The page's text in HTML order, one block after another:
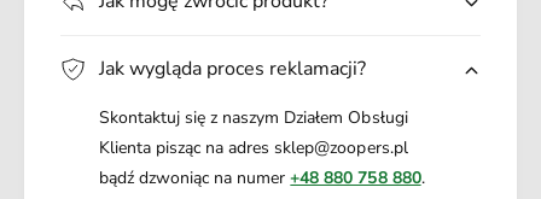
Jak wygląda proces reklamacji?
Skontaktuj się z naszym Działem Obsługi
Klienta pisząc na adres sklep@zoopers.pl
bądź dzwoniąc na numer+48 880 758 880.